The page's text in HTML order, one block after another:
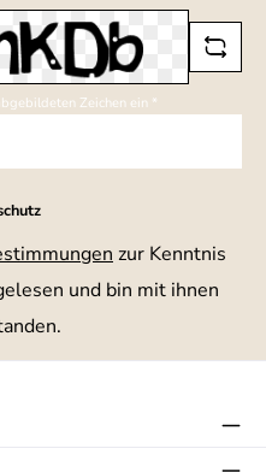
Zeichen ein *
zur Kenntnis
und bin mit ihnen